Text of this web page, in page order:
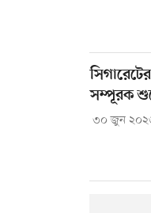
সম্পূরক
৩০ জুন